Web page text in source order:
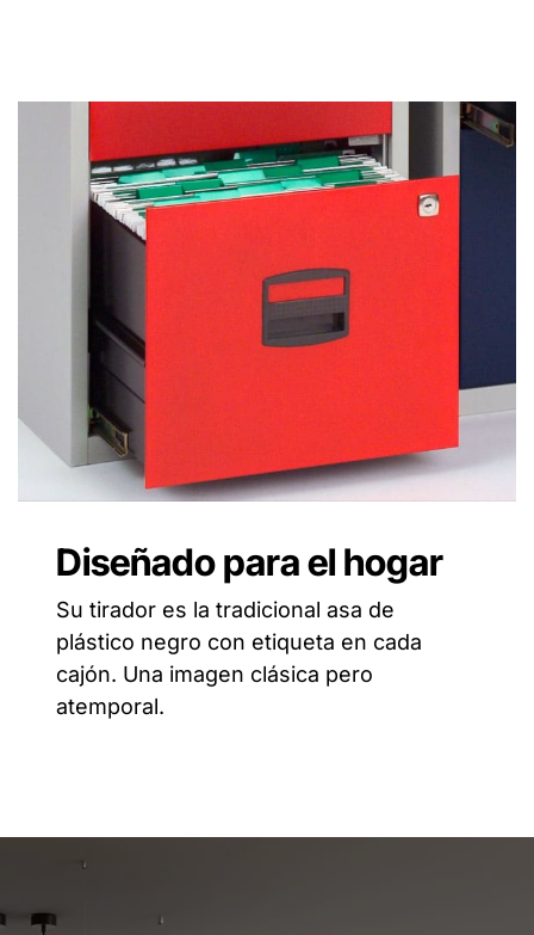
Diseñado para el hogar
Su tirador es la tradicional asa de
plástico negro con etiqueta en cada
cajón. Una imagen clásica pero
atemporal.